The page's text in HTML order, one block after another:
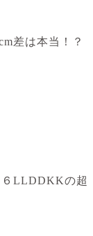
差は本当！？
６LLDDKKの超